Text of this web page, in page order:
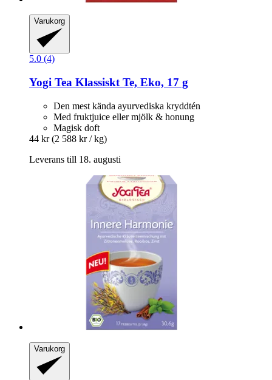
Varukorg
5.0 (4)
Yogi Tea Klassiskt Te, Eko, 17 g
Den mest kända ayurvediska kryddtén
Med fruktjuice eller mjölk & honung
Magisk doft
44 kr (2 588 kr / kg)
Leverans till 18. augusti
Varukorg